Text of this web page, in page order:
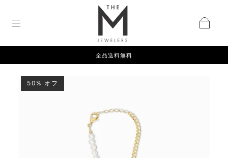
全品送料無料
50% オフ